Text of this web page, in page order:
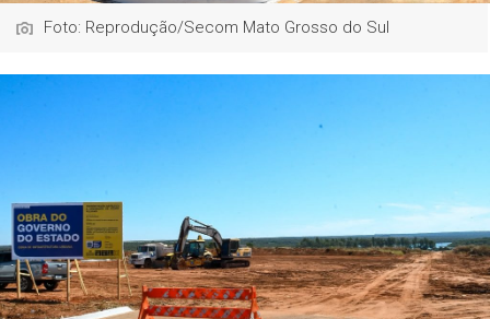
Foto: Reprodução/Secom Mato Grosso do Sul